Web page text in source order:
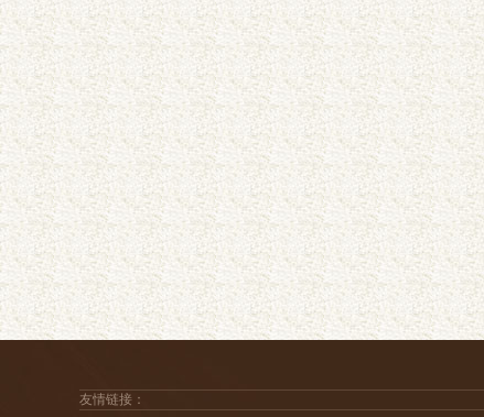
友情链接：